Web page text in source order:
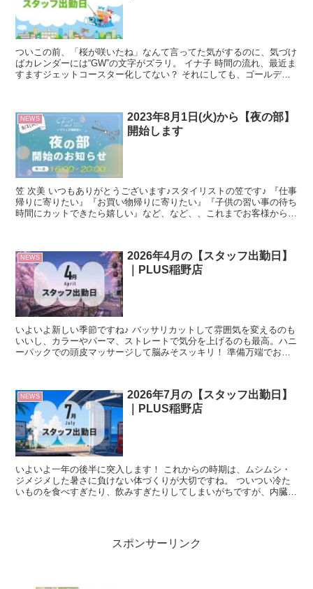
ついこの前、「桜が咲いたね」なんて言ってた気がするのに、気づけ
ばカレンダーには“GW”の文字がズラリ。 イナ子 時間の流れ、最近ま
すますジェットコースター化してない？ それにしても、ゴールデン
NEWS
2023年8月1日(火)から【夜の部】
開始します
笠 次美 いつもありがとうございます♪スタイリストの笠です♪ 『仕事
帰りに寄りたい』『お買い物帰りに寄りたい』『子供の習い事の待ち
時間にカットできたら嬉しい』など、など、、これまでお客様からそ
NEWS
2026年4月の【スタッフ出勤日】
｜PLUS稲野店
いよいよ新しい季節ですね♪ バッサリカットして雰囲気を変えるのも
いいし、カラーやパーマ、ストレートで気分を上げるのも最高。ハニ
ーパックでの頭皮マッサージして脳みそスッキリ！ 準備万端でお待
NEWS
2026年7月の【スタッフ出勤日】
｜PLUS稲野店
いよいよ一年の後半に突入します！ これからの時期は、ムシムシ・
ジメジメした暑さに負けない体づくりが大切ですね。 ついつい冷た
いものを食べすぎたり、飲みすぎたりしてしまいがちですが、内臓を
スポンサーリンク